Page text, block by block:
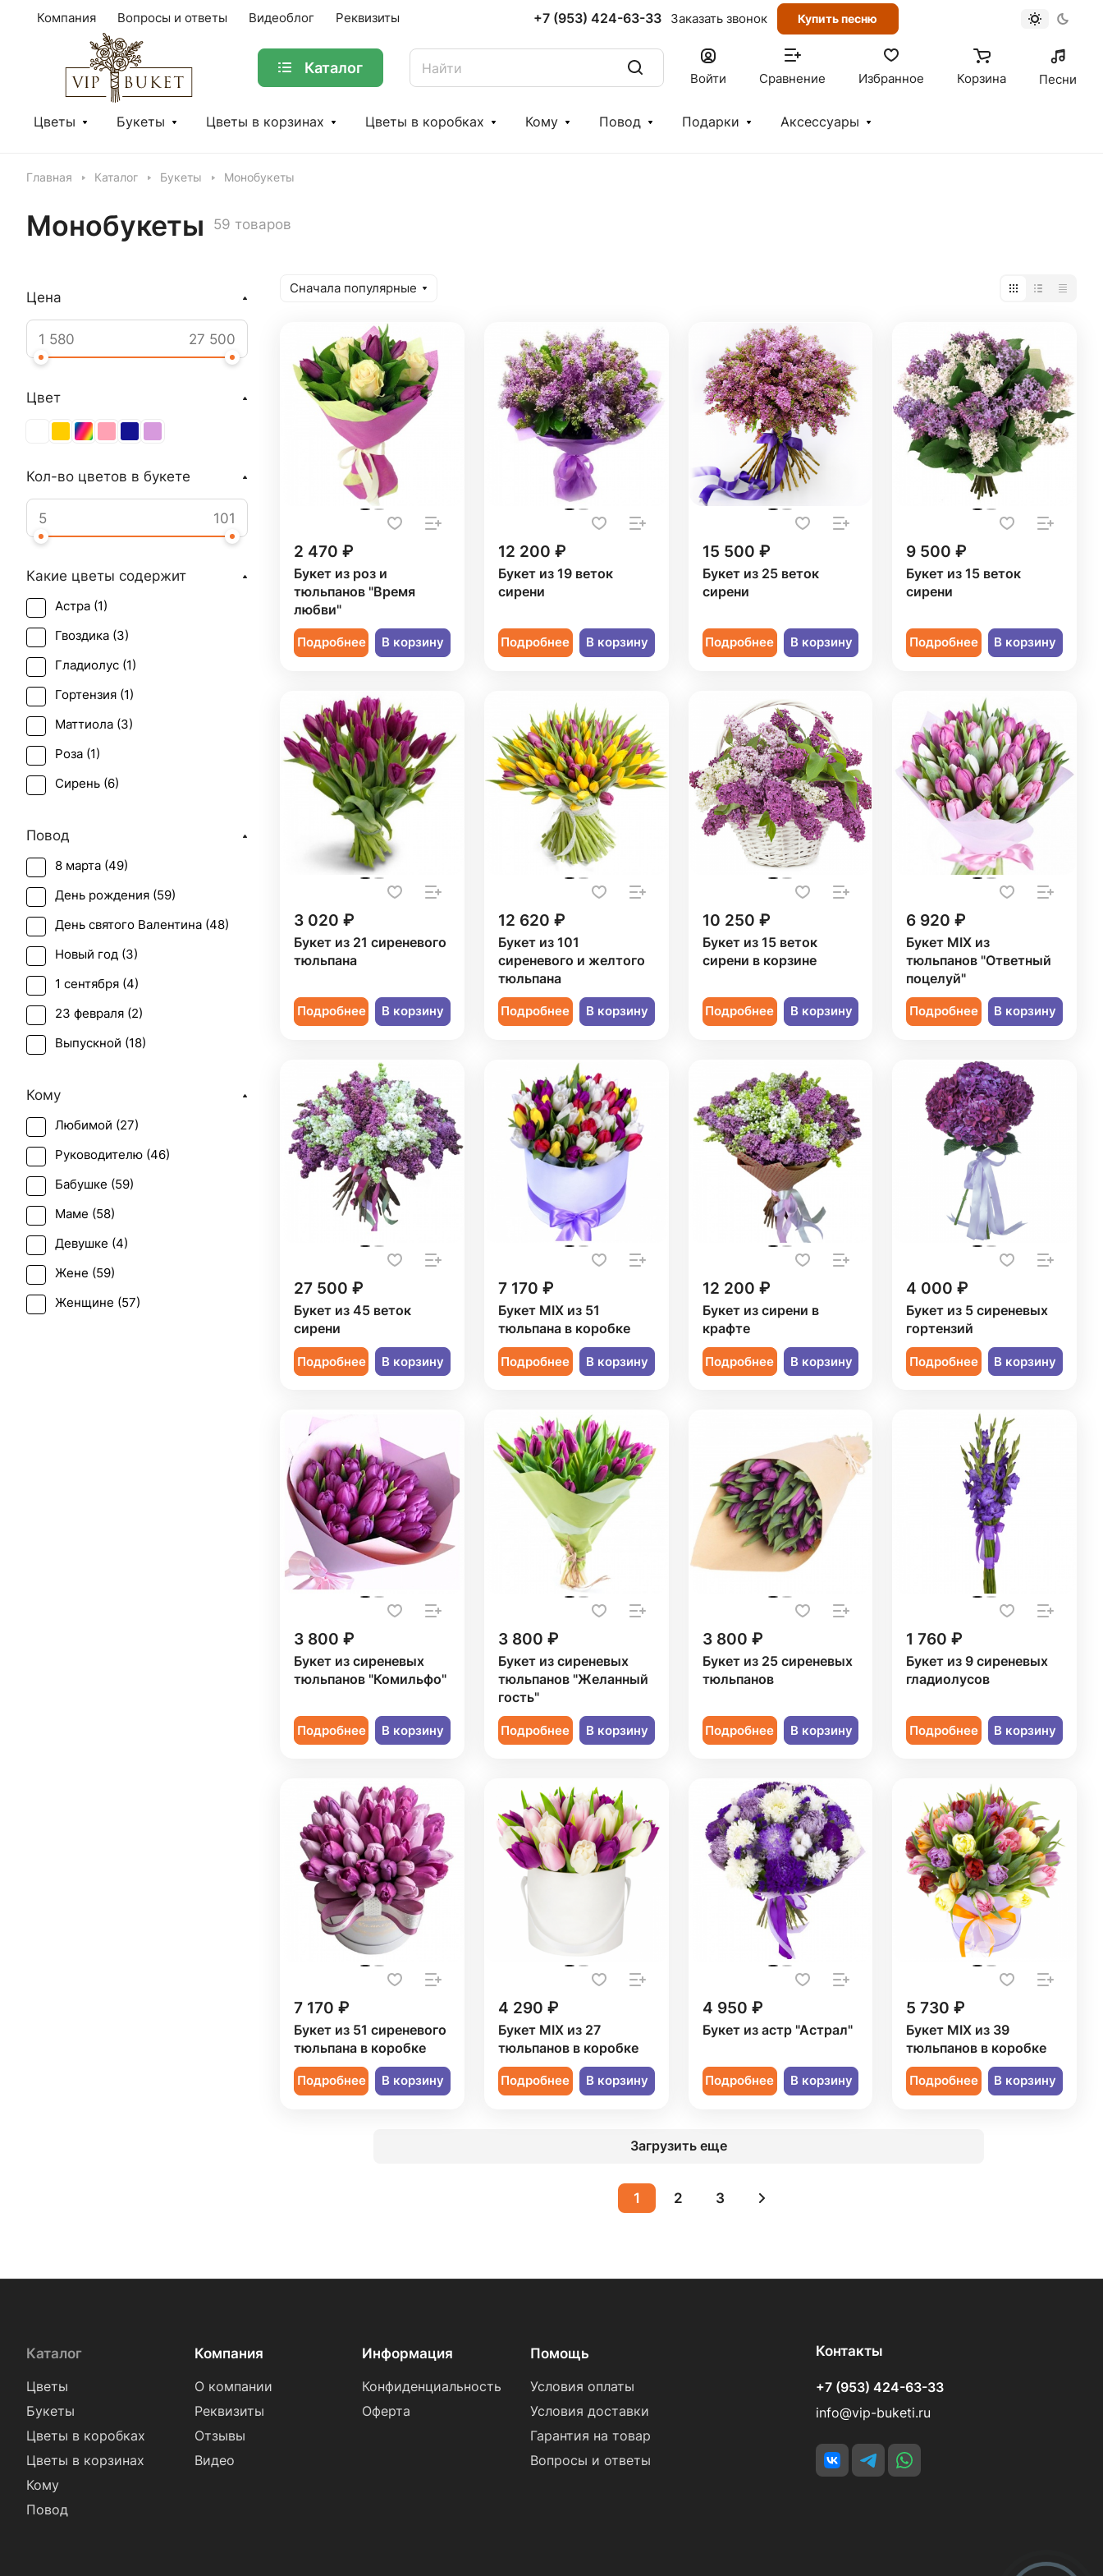
Компания Вопросы и ответы Видеоблог Реквизиты +7 (953) 424-63-33 Заказать звонок Купить песню
Каталог
Войти Сравнение Избранное Корзина Песни
Цветы Букеты Цветы в корзинах Цветы в коробках Кому Повод Подарки Аксессуары
Главная Каталог Букеты Монобукеты
Монобукеты 59 товаров
Сначала популярные
2 470 ₽
Букет из роз и
тюльпанов "Время
любви"
Подробнее В корзину
12 200 ₽
Букет из 19 веток
сирени
Подробнее В корзину
15 500 ₽
Букет из 25 веток
сирени
Подробнее В корзину
9 500 ₽
Букет из 15 веток
сирени
Подробнее В корзину
3 020 ₽
Букет из 21 сиреневого
тюльпана
Подробнее В корзину
12 620 ₽
Букет из 101
сиреневого и желтого
тюльпана
Подробнее В корзину
10 250 ₽
Букет из 15 веток
сирени в корзине
Подробнее В корзину
6 920 ₽
Букет MIX из
тюльпанов "Ответный
поцелуй"
Подробнее В корзину
27 500 ₽
Букет из 45 веток
сирени
Подробнее В корзину
7 170 ₽
Букет MIX из 51
тюльпана в коробке
Подробнее В корзину
12 200 ₽
Букет из сирени в
крафте
Подробнее В корзину
4 000 ₽
Букет из 5 сиреневых
гортензий
Подробнее В корзину
3 800 ₽
Букет из сиреневых
тюльпанов "Комильфо"
Подробнее В корзину
3 800 ₽
Букет из сиреневых
тюльпанов "Желанный
гость"
Подробнее В корзину
3 800 ₽
Букет из 25 сиреневых
тюльпанов
Подробнее В корзину
1 760 ₽
Букет из 9 сиреневых
гладиолусов
Подробнее В корзину
7 170 ₽
Букет из 51 сиреневого
тюльпана в коробке
Подробнее В корзину
4 290 ₽
Букет MIX из 27
тюльпанов в коробке
Подробнее В корзину
4 950 ₽
Букет из астр "Астрал"
Подробнее В корзину
5 730 ₽
Букет MIX из 39
тюльпанов в коробке
Подробнее В корзину
Загрузить еще
1 2 3
Цена
Цвет
Кол-во цветов в букете
Какие цветы содержит
Астра (1)
Гвоздика (3)
Гладиолус (1)
Гортензия (1)
Маттиола (3)
Роза (1)
Сирень (6)
Тюльпан (
Фрезия (1)
Повод
8 марта (49)
День рождения (59)
День святого Валентина (48)
Новый год (3)
1 сентября (4)
23 февраля (2)
Выпускной (18)
День учителя (
Пасха (1)
Первое свидание (58
Последний звонок (
Рождение ребенка (
Рождество (
Татьянин день (
Юбилей (15)
Кому
Любимой (27)
Руководителю (46)
Бабушке (59)
Маме (58)
Девушке (4)
Жене (59)
Женщине (57)
Каталог
Цветы
Букеты
Цветы в коробках
Цветы в корзинах
Кому
Повод
Компания
О компании
Реквизиты
Отзывы
Видео
Информация
Конфиденциальность
Оферта
Помощь
Условия оплаты
Условия доставки
Гарантия на товар
Вопросы и ответы
Контакты
+7 (953) 424-63-33
info@vip-buketi.ru